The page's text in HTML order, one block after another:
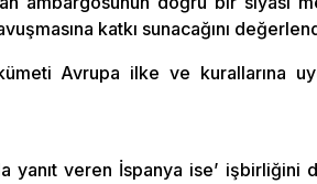
katkı sunacağını
Avrupa ilke ve kurallarına
yanıt veren İspanya ise’ işbirliğini